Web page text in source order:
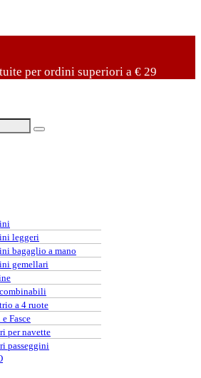
per ordini superiori a € 29
leggeri
bagaglio a mano
gemellari
a 4 ruote
Fasce
per navette
passeggini